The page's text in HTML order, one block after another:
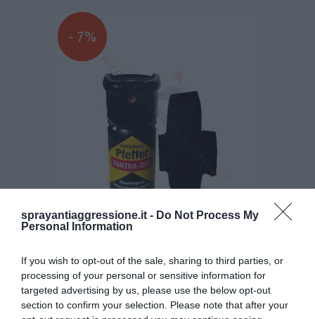
sprayantiaggressione.it - Do Not Process My
Personal Information
If you wish to opt-out of the sale, sharing to third parties, or
processing of your personal or sensitive information for
targeted advertising by us, please use the below opt-out
section to confirm your selection. Please note that after your
- 7%
Spray al peperoncino TW 1000 Contra DOG
€ 38,00 € 35,40
3,7